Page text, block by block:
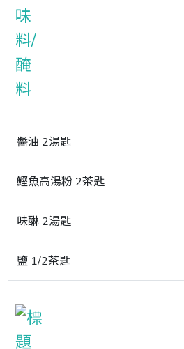
醬油 2湯匙
鰹魚高湯粉 2茶匙
味醂 2湯匙
鹽 1/2茶匙